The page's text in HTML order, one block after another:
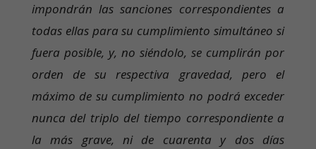
impondrán las sanciones correspondientes a
todas ellas para su cumplimiento simultáneo si
fuera posible, y, no siéndolo, se cumplirán por
orden de su respectiva gravedad, pero el
máximo de su cumplimiento no podrá exceder
nunca del triplo del tiempo correspondiente a
la más grave, ni de cuarenta y dos días